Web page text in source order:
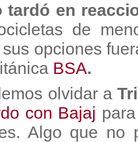
tardó en
de
opciones
BSA.
olvidar a
con Bajaj
Algo que no